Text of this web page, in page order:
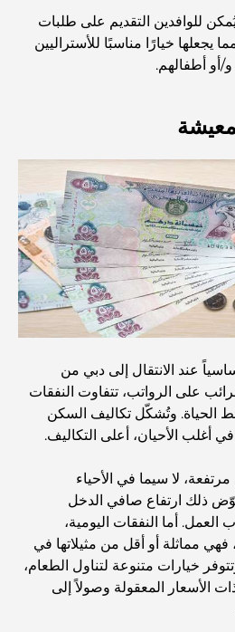
دبي: اختياراتي المفضلة لعام 2026
معيار جديد للحياة المتكاملة في
فاستو: دليل عملي لتحقيق التوازن
في دبي: تحويل المساحات
في دبي: دليل شامل
جميرا: مقارنة واضحة لمشتري
دبي: دليلك الأمثل
في دبي: رحلة عبر الزمن
للوافدين التقديم على طلبات
يجعلها خيارًا مناسبًا للأستراليين
أو أطفالهم.
عند الانتقال إلى دبي من
على الرواتب، تتفاوت النفقات
الحياة. وتُشكّل تكاليف السكن
في أغلب الأحيان، أعلى التكاليف.
لا سيما في الأحياء
ذلك ارتفاع صافي الدخل
العمل. أما النفقات اليومية،
فهي مماثلة أو أقل من مثيلاتها في
خيارات متنوعة لتناول الطعام،
الأسعار المعقولة وصولاً إلى